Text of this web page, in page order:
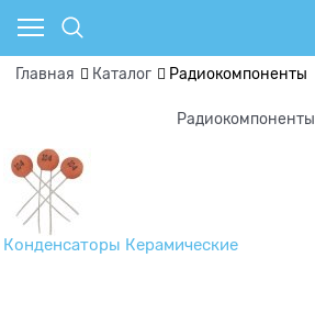
Главная Каталог Радиокомпоненты
Радиокомпоненты
Конденсаторы Керамические